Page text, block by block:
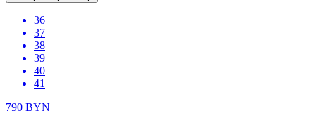
36
37
38
39
40
41
790 BYN